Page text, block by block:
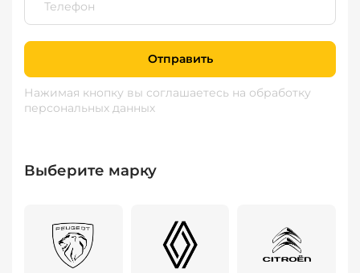
Отправить
Нажимая кнопку вы соглашаетесь на обработку
персональных данных
Выберите марку